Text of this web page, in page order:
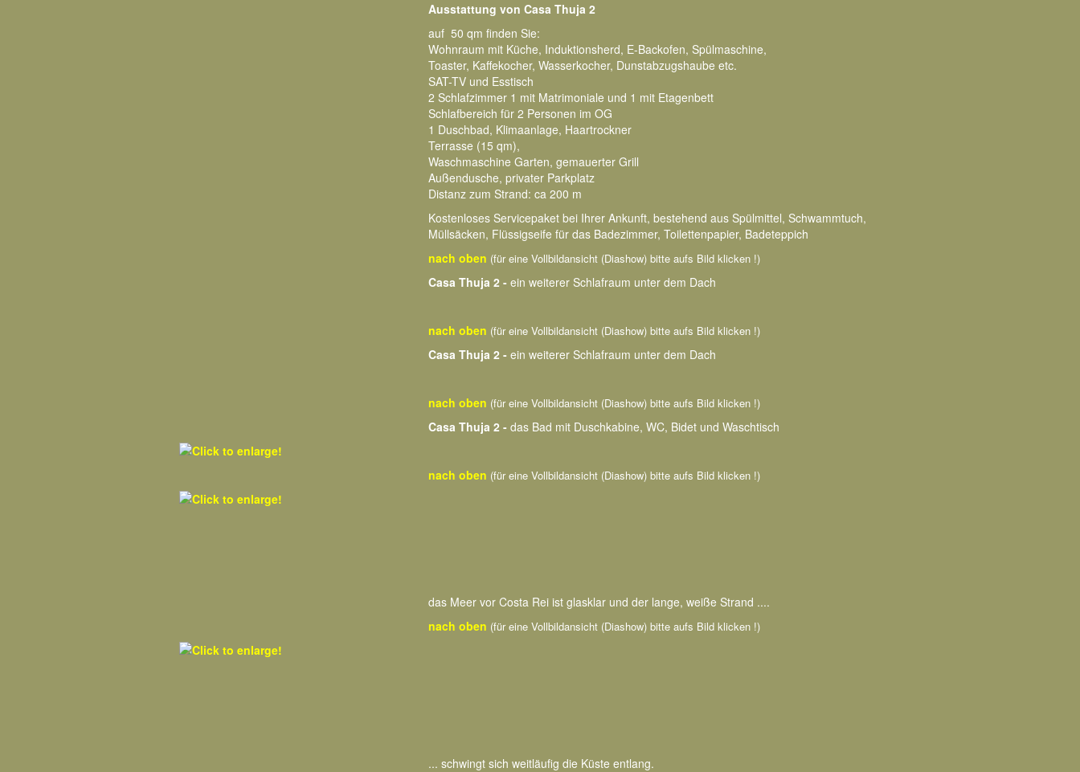
Ausstattung von Casa Thuja 2
auf 50 qm finden Sie:
Wohnraum mit Küche, Induktionsherd, E-Backofen, Spülmaschine,
Toaster, Kaffekocher, Wasserkocher, Dunstabzugshaube etc.
SAT-TV und Esstisch
2 Schlafzimmer 1 mit Matrimoniale und 1 mit Etagenbett
Schlafbereich für 2 Personen im OG
1 Duschbad, Klimaanlage, Haartrockner
Terrasse (15 qm),
Waschmaschine Garten, gemauerter Grill
Außendusche, privater Parkplatz
Distanz zum Strand: ca 200 m
Kostenloses Servicepaket bei Ihrer Ankunft, bestehend aus Spülmittel, Schwammtuch,
Müllsäcken, Flüssigseife für das Badezimmer, Toilettenpapier, Badeteppich
nach oben (für eine Vollbildansicht (Diashow) bitte aufs Bild klicken !)
Casa Thuja 2 - ein weiterer Schlafraum unter dem Dach
nach oben (für eine Vollbildansicht (Diashow) bitte aufs Bild klicken !)
Casa Thuja 2 - ein weiterer Schlafraum unter dem Dach
nach oben (für eine Vollbildansicht (Diashow) bitte aufs Bild klicken !)
Casa Thuja 2 - das Bad mit Duschkabine, WC, Bidet und Waschtisch
nach oben (für eine Vollbildansicht (Diashow) bitte aufs Bild klicken !)
das Meer vor Costa Rei ist glasklar und der lange, weiße Strand ....
nach oben (für eine Vollbildansicht (Diashow) bitte aufs Bild klicken !)
... schwingt sich weitläufig die Küste entlang.